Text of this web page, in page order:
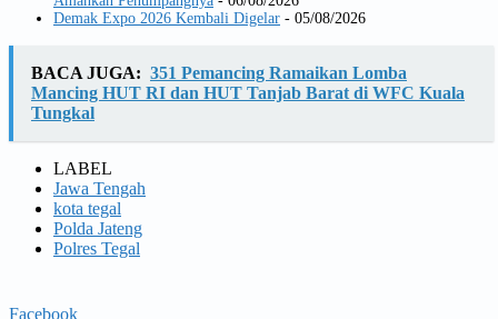
Demak Expo 2026 Kembali Digelar - 05/08/2026
BACA JUGA: 351 Pemancing Ramaikan Lomba
Mancing HUT RI dan HUT Tanjab Barat di WFC Kuala
Tungkal
LABEL
Jawa Tengah
kota tegal
Polda Jateng
Polres Tegal
Facebook